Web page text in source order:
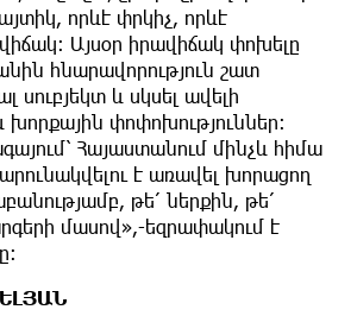
որևէ փրկիչ, որևէ
Այսօր իրավիճակ փոխելը
հնարավորություն շատ
սուբյեկտ և սկսել ավելի
փոփոխություններ։
Հայաստանում մինչև հիմա
է առավել խորացող
թե՛ ներքին, թե՛
մասով»,-եզրափակում է